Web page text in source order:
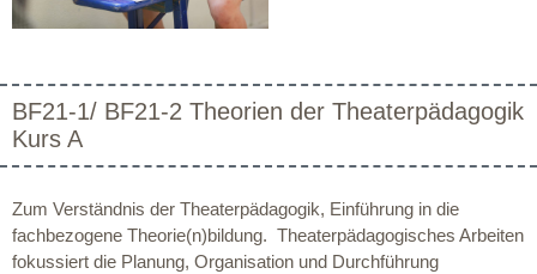
BF21-1/ BF21-2 Theorien der Theaterpädagogik
Kurs A
Zum Verständnis der Theaterpädagogik, Einführung in die
fachbezogene Theorie(n)bildung. Theaterpädagogisches Arbeiten
fokussiert die Planung, Organisation und Durchführung